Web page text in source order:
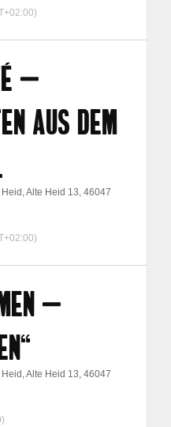
–
AUS DEM
, Alte Heid 13, 46047
–
, Alte Heid 13, 46047